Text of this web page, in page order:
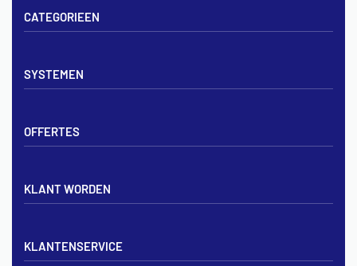
CATEGORIEEN
Verdelers
Noppenplaten
Draadmatten
SYSTEMEN
Noppenplaat systeem
OFFERTES
Offerte voor vloerverwarming
Vloerverwarming Tilburg
KLANT WORDEN
Aanmelden zakelijk
KLANTENSERVICE